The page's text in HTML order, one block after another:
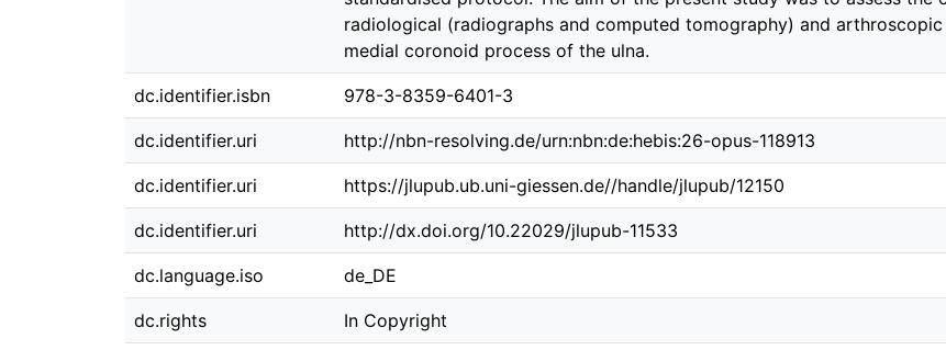
radiological (radiographs and computed tomography) and
medial coronoid process of the ulna.
dc.identifier.isbn 978-3-8359-6401-3
dc.identifier.uri http://nbn-resolving.de/urn:nbn:de:hebis:26-opus-118913
dc.identifier.uri https://jlupub.ub.uni-giessen.de//handle/jlupub/12150
dc.identifier.uri http://dx.doi.org/10.22029/jlupub-11533
dc.language.iso de_DE
dc.rights In Copyright